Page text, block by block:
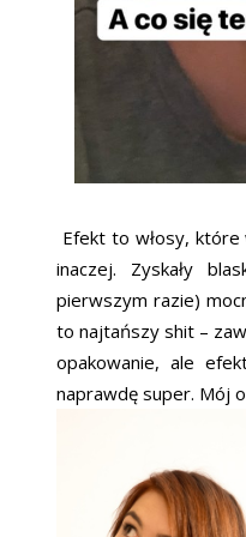
Efekt to włosy,
inaczej. Zyskały
pierwszym razie)
to najtańszy shit –
opakowanie, ale
naprawdę super. Mój